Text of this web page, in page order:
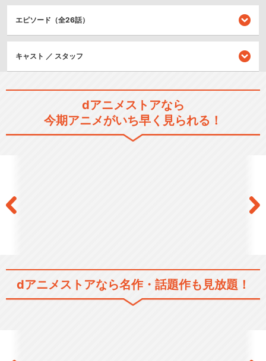
ユキ、ある日偶然道で出会ったヘンな犬を助けたことにより犬の飼い主
である冒頭モノローグにでてくる ｢あの男｣に出会ってしまう。助けた犬
の名前は｢BECK｣。後にコユキが活躍するバンド・BECK の名前の元ネタ
となる犬。飼い主男の名前は｢竜介｣。人を引きつける魅力を持つ不思議
者に一番影響力があるカリスマ・バンド｢ダイイング・ブリード｣のギタ
リストとかつてアメリカでバンドを組んでいたという。沖縄出身のアイ
ング・ブリード｣の音楽を聴くことでロックに目覚め、竜介が作ったバン
ド・BECK に巻き込まれていく。その後、主人公であるコユキはただの平
凡な中学生ではなく、本人に自覚のないまま実は飛び抜けた音楽的才能
を持っていることが後々判明する。コユキの歌声は聴くものを震撼させ
るほどの素晴らしいものがあったのだ! そんなコユキの成長と BECK とい
うバンドの奮闘物語をこの漫画の｢メインストーリー｣とするなら、｢サイ
ういった出来事がコユキの音楽中心の生活と並行して、｢イベント｣では
なく｢日常して描かれていくストーリーである。
エピソード（全26話）
キャスト ／ スタッフ
dアニメストアなら
今期アニメがいち早く見られる！
dアニメストアなら名作・話題作も見放題！